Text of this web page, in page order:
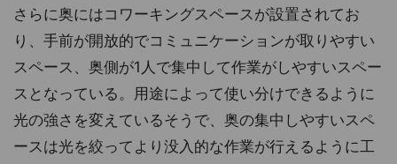
さらに奥にはコワーキングスペースが設置されてお
り、手前が開放的でコミュニケーションが取りやすい
スペース、奥側が1人で集中して作業がしやすいスペー
スとなっている。用途によって使い分けできるように
光の強さを変えているそうで、奥の集中しやすいスペ
ースは光を絞ってより没入的な作業が行えるように工